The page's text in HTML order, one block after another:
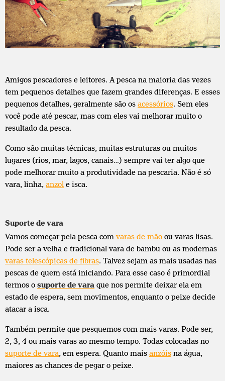
Amigos pescadores e leitores. A pesca na maioria das vezes
tem pequenos detalhes que fazem grandes diferenças. E esses
pequenos detalhes, geralmente são os acessórios. Sem eles
você pode até pescar, mas com eles vai melhorar muito o
resultado da pesca.
Como são muitas técnicas, muitas estruturas ou muitos
lugares (rios, mar, lagos, canais…) sempre vai ter algo que
pode melhorar muito a produtividade na pescaria. Não é só
vara, linha, anzol e isca.
Suporte de vara
Vamos começar pela pesca comvaras de mão ou varas lisas.
Pode ser a velha e tradicional vara de bambu ou as modernas
varas telescópicas de fibras. Talvez sejam as mais usadas nas
pescas de quem está iniciando. Para esse caso é primordial
termos o suporte de vara que nos permite deixar ela em
estado de espera, sem movimentos, enquanto o peixe decide
atacar a isca.
Também permite que pesquemos com mais varas. Pode ser,
2, 3, 4 ou mais varas ao mesmo tempo. Todas colocadas no
suporte de vara, em espera. Quanto mais anzóis na água,
maiores as chances de pegar o peixe.